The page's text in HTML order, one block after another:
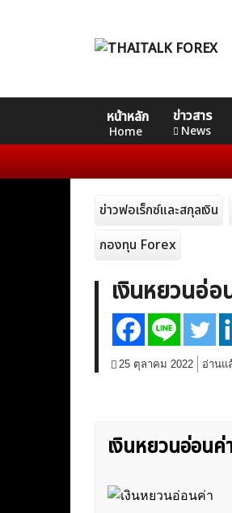
หน้าหลัก
Home
ข่าวสาร
News
VPS Register
คอร์ส
Basic
คอร์ส
Advance
ข่าวฟอเร็กซ์และสกุลเงิน
กองทุน Forex
เงินหยวนอ่
25 ตุลาคม 2022 อ่านแ
เงินหยวนอ่อน